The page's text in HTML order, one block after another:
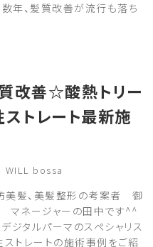
年、髪質改善が流行も落ち
改善☆酸熱トリー
トレート最新施
WILL bossa
防美髪、美髪整形の考案者 御
マネージャーの田中です^^
ジタルパーマのスペシャリス
トレートの施術事例をご紹